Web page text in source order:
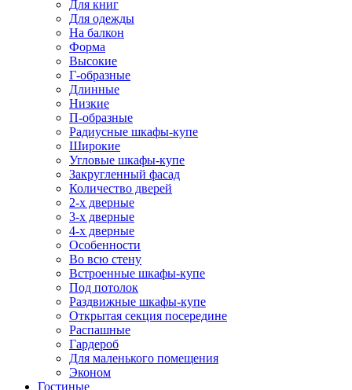
Для книг
Для одежды
На балкон
Форма
Высокие
Г-образные
Длинные
Низкие
П-образные
Радиусные шкафы-купе
Широкие
Угловые шкафы-купе
Закругленный фасад
Количество дверей
2-х дверные
3-х дверные
4-х дверные
Особенности
Во всю стену
Встроенные шкафы-купе
Под потолок
Раздвижные шкафы-купе
Открытая секция посередине
Распашные
Гардероб
Для маленького помещения
Эконом
Гостиные